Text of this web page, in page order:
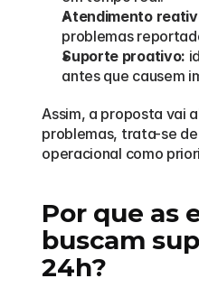
Atendimento
problemas
Suporte proativo:
antes que causem
Assim, a proposta vai
problemas, trata-se
operacional como
Por que as
buscam
24h?